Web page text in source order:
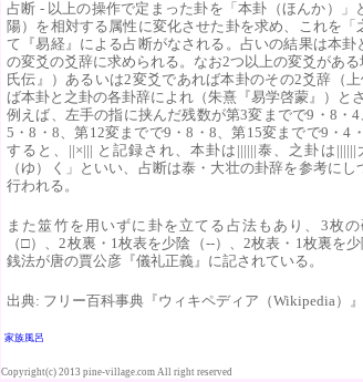
占断 - 以上の操作で定まった卦を「本卦（ほんか）
陽）を相対する属性に変化させた卦を求め、これを
て『易経』による占断がなされる。占いの結果は本
の変爻の爻辞に求められる。なお2つ以上の変爻があ
氏伝』）あるいは2変爻であれば本卦のその2爻辞（
ば本卦と之卦の各卦辞によれ（朱熹『易学啓蒙』）とさ
例えば、左手の指に挟んだ残数が第3変までで9・8・
5・8・8、第12変までで9・8・8、第15変までで9・4
すると、||×||| と記録され、本卦は||||||泰、之卦は
（ゆ）く」といい、占断は泰・大壮の卦辞を参考に
行われる。
また筮竹を用いずに卦を立てる占法もあり、3枚
（□）、2枚裏・1枚表を少陰（--）、2枚表・1枚裏を
銭法が唐の賈公彦『儀礼正義』に記されている。
出典: フリー百科事典『ウィキペディア（Wikipedia）』
家族風呂
Copyright(c) 2013 pine-village.com All right reserved